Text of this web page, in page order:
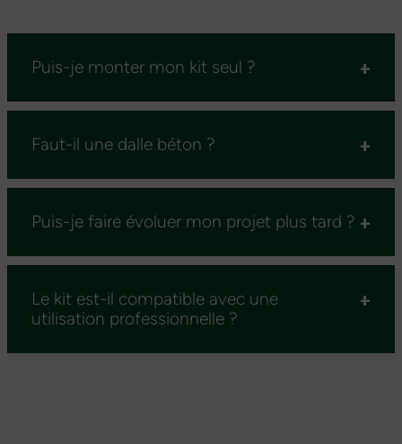
Puis-je monter mon kit seul ?
Faut-il une dalle béton ?
Puis-je faire évoluer mon projet plus tard ?
Le kit est-il compatible avec une
utilisation professionnelle ?